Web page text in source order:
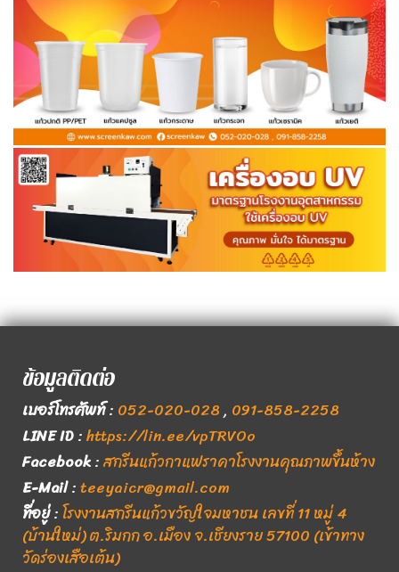
ข้อมูลติดต่อ
เบอร์โทรศัพท์: 052-020-028, 091-858-2258
LINE ID:https://lin.ee/vpTRVOo
Facebook:สกรีนแก้วกาแฟราคาโรงงานคุณภาพขึ้นห้าง
E-Mail:teeyaicr@gmail.com
ที่อยู่:โรงงานสกรีนแก้วขวัญใจมหาชน เลขที่ 11 หมู่ 4
(บ้านใหม่) ต.ริมกก อ.เมือง จ.เชียงราย 57100 (เข้าทาง
วัดร่องเสือเต้น)